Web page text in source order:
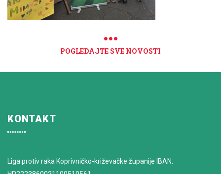
POGLEDAJTE SVE NOVOSTI
KONTAKT
Liga protiv raka Koprivničko-križevačke županije IBAN: